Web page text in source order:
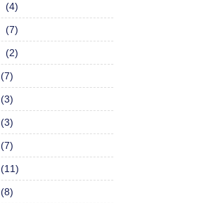
(4)
(7)
(2)
(7)
(3)
(3)
(7)
(11)
(8)